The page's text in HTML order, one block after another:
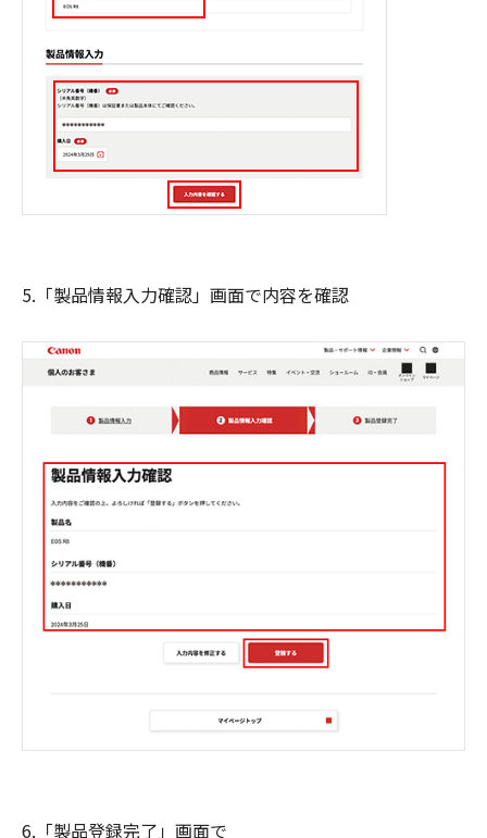
5.「製品情報入力確認」画面で内容を確認
6.「製品登録完了」画面で